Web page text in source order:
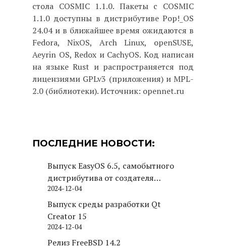
стола COSMIC 1.1.0. Пакеты с COSMIC
1.1.0 доступны в дистрибутиве Pop!_OS
24.04 и в ближайшее время ожидаются в
Fedora, NixOS, Arch Linux, openSUSE,
Aeyrin OS, Redox и CachyOS. Код написан
на языке Rust и распространяется под
лицензиями GPLv3 (приложения) и MPL-
2.0 (библиотеки). Источник: opennet.ru
ПОСЛЕДНИЕ НОВОСТИ:
Выпуск EasyOS 6.5, самобытного
дистрибутива от создателя
Puppy Linux
2024-12-04
Выпуск среды разработки Qt
Creator 15
2024-12-04
Релиз FreeBSD 14.2